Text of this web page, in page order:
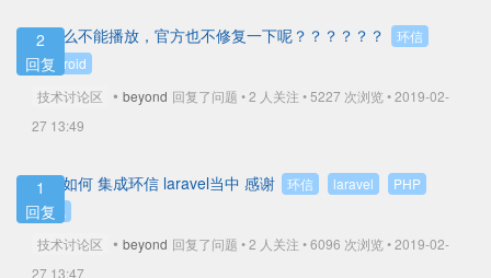
2
回复
为什么不能播放，官方也不修复一下呢？？？？？？
环信
Android
技术讨论区
• beyond 回复了问题 • 2 人关注 • 5227 次浏览 • 2019-02-
27 13:49
1
回复
php 如何 集成环信 laravel当中 感谢 环信 laravel
PHP
集成
技术讨论区
• beyond 回复了问题 • 2 人关注 •6096 次浏览 • 2019-02-
27 13:47